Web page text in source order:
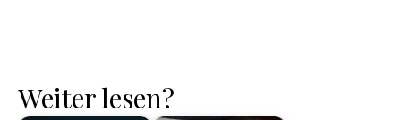
Weiter lesen?